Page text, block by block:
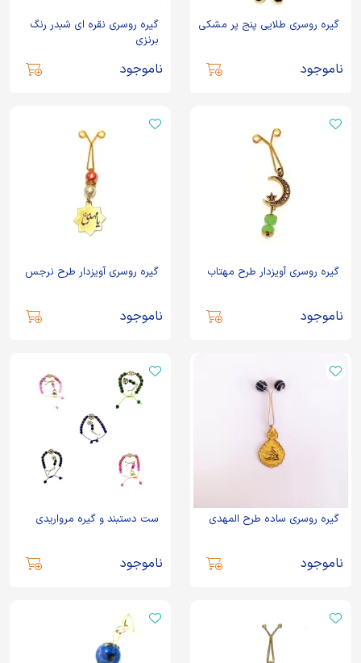
گیره روسری طلایی پنج پر مشکی
ناموجود
گیره روسری نقره ای شبدر رنگ
برنزی
ناموجود
گیره روسری آویزدار طرح مهتاب
ناموجود
گیره روسری آویزدار طرح نرجس
ناموجود
گیره روسری ساده طرح المهدی
ناموجود
ست دستبند و گیره مرواریدی
ناموجود